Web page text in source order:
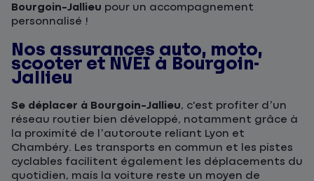
Bourgoin-Jallieu pour un accompagnement
personnalisé !
Nos assurances auto, moto,
scooter et NVEI à Bourgoin-
Jallieu
Se déplacer à Bourgoin-Jallieu, c'est profiter d’un
réseau routier bien développé, notamment grâce à
la proximité de l’autoroute reliant Lyon et
Chambéry. Les transports en commun et les pistes
cyclables facilitent également les déplacements du
quotidien, mais la voiture reste un moyen de